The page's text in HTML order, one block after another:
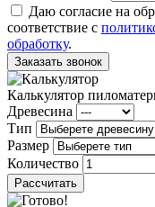
Даю согласие на
соответствие с
обработку.
Заказать звонок
Калькулятор
Древесина
Тип
Размер
Количество
Рассчитать